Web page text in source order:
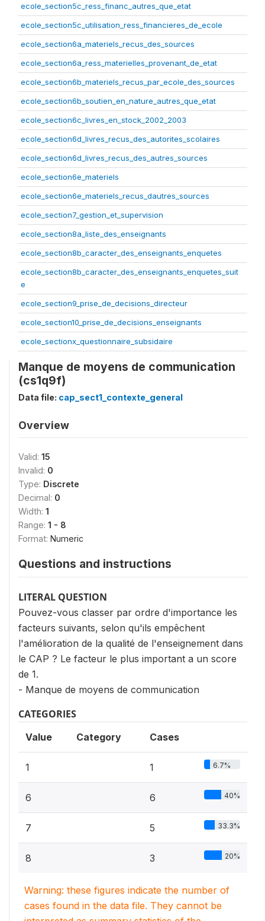
ecole_section5c_ress_financ_autres_que_etat
ecole_section5c_utilisation_ress_financieres_de_ecole
ecole_section6a_materiels_recus_des_sources
ecole_section6a_ress_materielles_provenant_de_etat
ecole_section6b_materiels_recus_par_ecole_des_sources
ecole_section6b_soutien_en_nature_autres_que_etat
ecole_section6c_livres_en_stock_2002_2003
ecole_section6d_livres_recus_des_autorites_scolaires
ecole_section6d_livres_recus_des_autres_sources
ecole_section6e_materiels
ecole_section6e_materiels_recus_dautres_sources
ecole_section7_gestion_et_supervision
ecole_section8a_liste_des_enseignants
ecole_section8b_caracter_des_enseignants_enquetes
ecole_section8b_caracter_des_enseignants_enquetes_suit
e
ecole_section9_prise_de_decisions_directeur
ecole_section10_prise_de_decisions_enseignants
ecole_sectionx_questionnaire_subsidaire
Manque de moyens de communication
(cs1q9f)
Data file: cap_sect1_contexte_general
Overview
Valid: 15
Invalid: 0
Type: Discrete
Decimal: 0
Width: 1
Range: 1 - 8
Format: Numeric
Questions and instructions
LITERAL QUESTION
Pouvez-vous classer par ordre d'importance les
facteurs suivants, selon qu'ils empêchent
l'amélioration de la qualité de l'enseignement dans
le CAP ? Le facteur le plus important a un score
de 1.
- Manque de moyens de communication
CATEGORIES
Value Category Cases
1 1 6.7%
6 6 40%
7 5 33.3%
8 3 20%
Warning: these figures indicate the number of
cases found in the data file. They cannot be